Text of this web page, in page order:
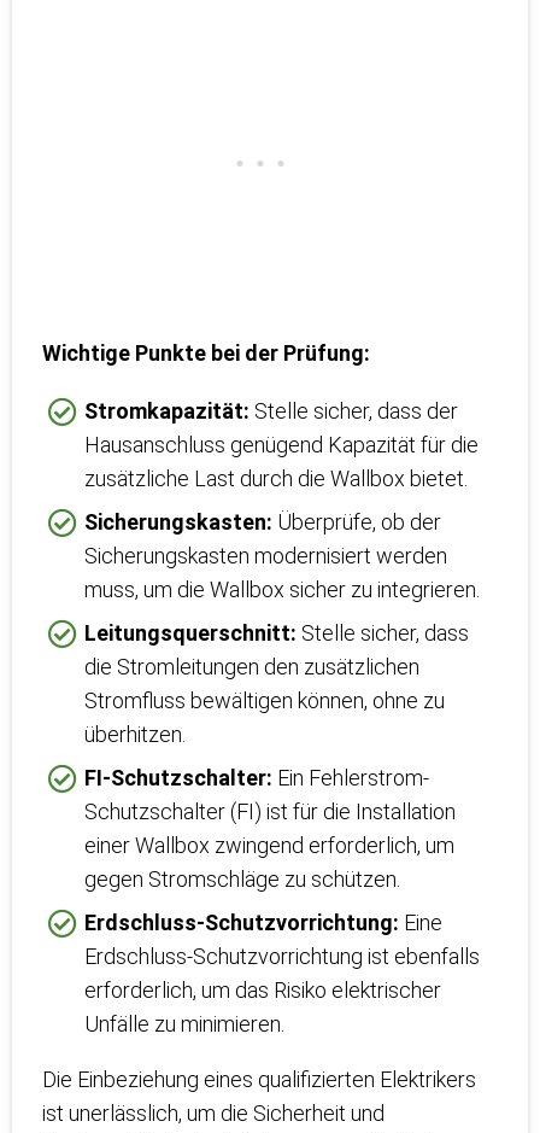
Wichtige Punkte bei der Prüfung:
Stromkapazität: Stelle sicher, dass der
Hausanschluss genügend Kapazität für die
zusätzliche Last durch die Wallbox bietet.
Sicherungskasten: Überprüfe, ob der
Sicherungskasten modernisiert werden
muss, um die Wallbox sicher zu integrieren.
Leitungsquerschnitt: Stelle sicher, dass
die Stromleitungen den zusätzlichen
Stromfluss bewältigen können, ohne zu
überhitzen.
FI-Schutzschalter: Ein Fehlerstrom-
Schutzschalter (FI) ist für die Installation
einer Wallbox zwingend erforderlich, um
gegen Stromschläge zu schützen.
Erdschluss-Schutzvorrichtung: Eine
Erdschluss-Schutzvorrichtung ist ebenfalls
erforderlich, um das Risiko elektrischer
Unfälle zu minimieren.
Die Einbeziehung eines qualifizierten Elektrikers
ist unerlässlich, um die Sicherheit und